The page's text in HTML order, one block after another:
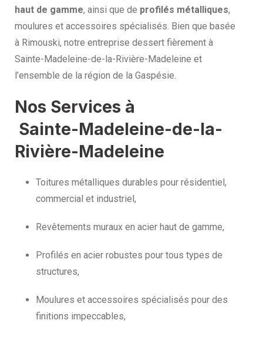
haut de gamme, ainsi que de profilés métalliques,
moulures et accessoires spécialisés. Bien que basée
à Rimouski, notre entreprise dessert fièrement à
Sainte-Madeleine-de-la-Rivière-Madeleine et
l’ensemble de la région de la Gaspésie.
Nos Services à
Sainte-Madeleine-de-la-
Rivière-Madeleine
Toitures métalliques durables pour résidentiel,
commercial et industriel,
Revêtements muraux en acier haut de gamme,
Profilés en acier robustes pour tous types de
structures,
Moulures et accessoires spécialisés pour des
finitions impeccables,